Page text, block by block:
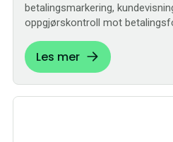
betalingsmarkering,
oppgjørskontroll mot
Les mer